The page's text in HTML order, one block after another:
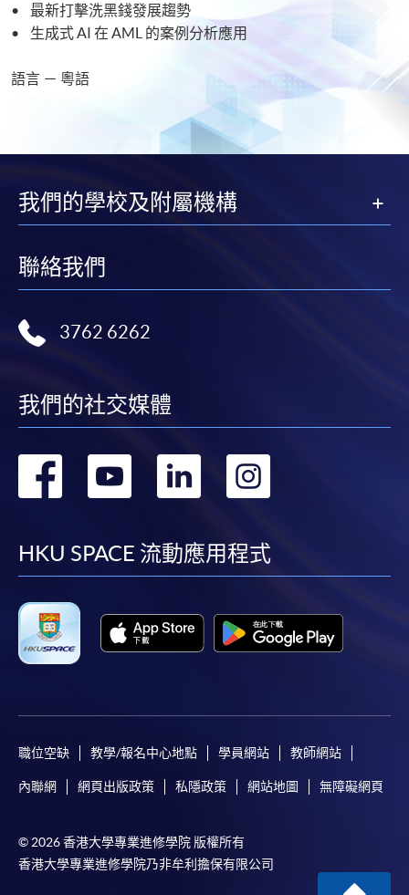
• 最新打擊洗黑錢發展趨勢
• 生成式 AI 在 AML 的案例分析應用
語言 － 粵語
我們的學校及附屬機構
聯絡我們
3762 6262
我們的社交媒體
轉
facebook
轉
youtube
轉
linkedin
HKU SPACE 流動應用程式
職位空缺 教學/報名中心地點 學員網站 教師網站
內聯網 網頁出版政策 私隱政策 網站地圖 無障礙網頁
© 2026 香港大學專業進修學院 版權所有
香港大學專業進修學院乃非牟利擔保有限公司